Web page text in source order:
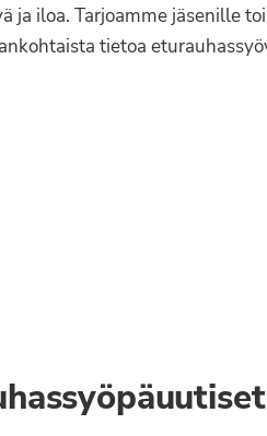
ja iloa. Tarjoamme jäsenille
tietoa